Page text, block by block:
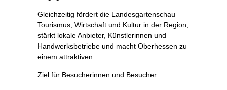
Gleichzeitig fördert die Landesgartenschau
Tourismus, Wirtschaft und Kultur in der Region,
stärkt lokale Anbieter, Künstlerinnen und
Handwerksbetriebe und macht Oberhessen zu
einem attraktiven
Ziel für Besucherinnen und Besucher.